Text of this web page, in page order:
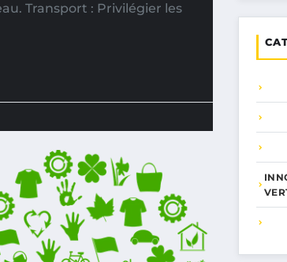
Transport : Privilégier les